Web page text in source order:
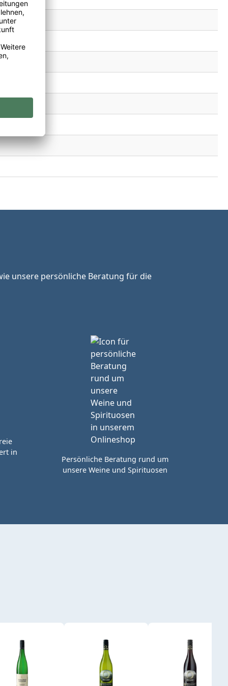
unsere persönliche Beratung für die
in
Persönliche Beratung rund um
unsere Weine und Spirituosen